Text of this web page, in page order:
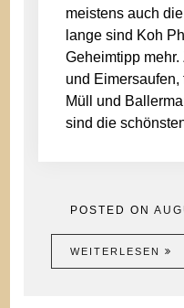
meistens auch
lange sind Koh
Geheimtipp
und
Müll und
sind die
POSTED ON
WEITERLESEN